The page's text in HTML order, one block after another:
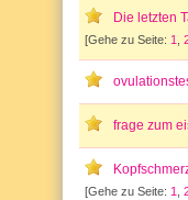
Die letzten
[Gehe zu Seite: 1
frage zum
[Gehe zu Seite: 1